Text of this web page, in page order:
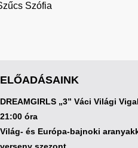
Szófia
ELŐADÁSAINK
DREAMGIRLS „3” Váci Világi
21:00 óra
Világ- és Európa-bajnoki